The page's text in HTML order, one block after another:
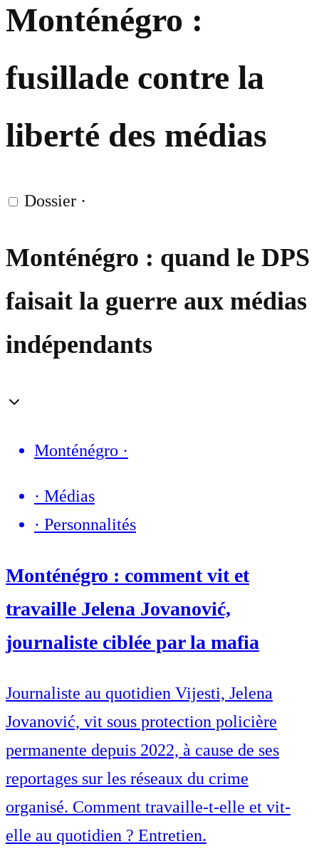
Monténégro :
fusillade contre la
liberté des médias
Dossier ·
Monténégro : quand le DPS
faisait la guerre aux médias
indépendants
Monténégro ·
· Médias
· Personnalités
Monténégro : comment vit et
travaille Jelena Jovanović,
journaliste ciblée par la mafia
Journaliste au quotidien Vijesti, Jelena
Jovanović, vit sous protection policière
permanente depuis 2022, à cause de ses
reportages sur les réseaux du crime
organisé. Comment travaille-t-elle et vit-
elle au quotidien ? Entretien.